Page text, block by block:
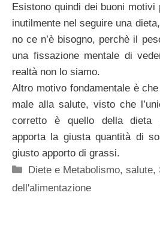
Esistono quindi dei buoni
inutilmente nel seguire una
no ce n’è bisogno, perchè il
una fissazione mentale di
realtà non lo siamo.
Altro motivo fondamentale è
male alla salute, visto che
corretto è quello della dieta
apporta la giusta quantità di
giusto apporto di grassi.
Categorie
Diete e Metabolismo,salute,
dell'alimentazione